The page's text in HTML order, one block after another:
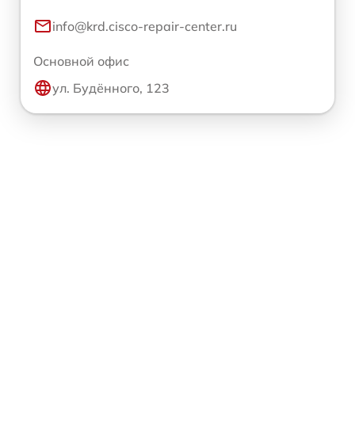
info@krd.cisco-repair-center.ru
Основной офис
ул. Будённого, 123